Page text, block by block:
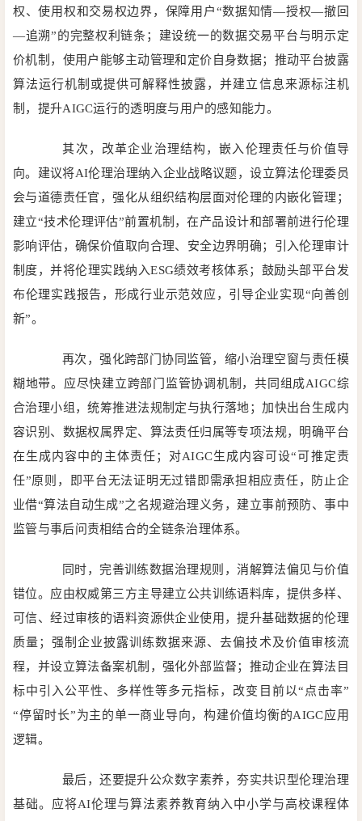
权、使用权和交易权边界，保障用户“数据知情—授权—撤回
—追溯”的完整权利链条；建设统一的数据交易平台与明示定
价机制，使用户能够主动管理和定价自身数据；推动平台披露
算法运行机制或提供可解释性披露，并建立信息来源标注机
制，提升AIGC运行的透明度与用户的感知能力。
其次，改革企业治理结构，嵌入伦理责任与价值导
向。建议将AI伦理治理纳入企业战略议题，设立算法伦理委员
会与道德责任官，强化从组织结构层面对伦理的内嵌化管理；
建立“技术伦理评估”前置机制，在产品设计和部署前进行伦理
影响评估，确保价值取向合理、安全边界明确；引入伦理审计
制度，并将伦理实践纳入ESG绩效考核体系；鼓励头部平台发
布伦理实践报告，形成行业示范效应，引导企业实现“向善创
新”。
再次，强化跨部门协同监管，缩小治理空窗与责任模
糊地带。应尽快建立跨部门监管协调机制，共同组成AIGC综
合治理小组，统筹推进法规制定与执行落地；加快出台生成内
容识别、数据权属界定、算法责任归属等专项法规，明确平台
在生成内容中的主体责任；对AIGC生成内容可设“可推定责
任”原则，即平台无法证明无过错即需承担相应责任，防止企
业借“算法自动生成”之名规避治理义务，建立事前预防、事中
监管与事后问责相结合的全链条治理体系。
同时，完善训练数据治理规则，消解算法偏见与价值
错位。应由权威第三方主导建立公共训练语料库，提供多样、
可信、经过审核的语料资源供企业使用，提升基础数据的伦理
质量；强制企业披露训练数据来源、去偏技术及价值审核流
程，并设立算法备案机制，强化外部监督；推动企业在算法目
标中引入公平性、多样性等多元指标，改变目前以“点击率”
“停留时长”为主的单一商业导向，构建价值均衡的AIGC应用
逻辑。
最后，还要提升公众数字素养，夯实共识型伦理治理
基础。应将AI伦理与算法素养教育纳入中小学与高校课程体